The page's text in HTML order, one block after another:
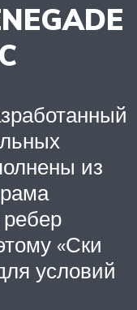
из
«Ски
условий